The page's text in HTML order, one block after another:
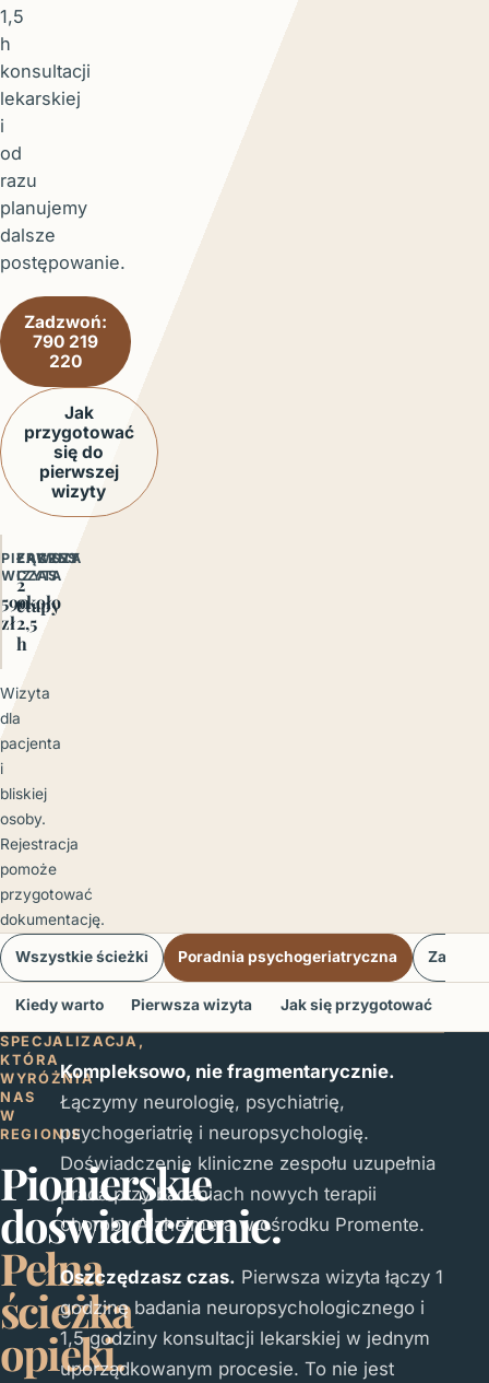
1,5
h
konsultacji
lekarskiej
i
od
razu
planujemy
dalsze
postępowanie.
Zadzwoń:
790 219
220
Jak
przygotować
się do
pierwszej
wizyty
PIERWSZA
WIZYTA
590
zł
ŁĄCZNY
CZAS
około
2,5
h
ZAKRES
2
etapy
Wizyta
dla
pacjenta
i
bliskiej
osoby.
Rejestracja
pomoże
przygotować
dokumentację.
Wszystkie ścieżki Poradnia psychogeriatryczna
Kiedy warto Pierwsza wizyta Jak się przygotować
SPECJALIZACJA,
KTÓRA
WYRÓŻNIA
NAS
W
REGIONIE
Pionierskie
doświadczenie.
Pełna
ścieżka
opieki.
Kompleksowo, nie fragmentarycznie.
Łączymy neurologię, psychiatrię,
psychogeriatrię i neuropsychologię.
Doświadczenie kliniczne zespołu uzupełnia
praca przy badaniach nowych terapii
choroby Alzheimera w ośrodku Promente.
Oszczędzasz czas. Pierwsza wizyta łączy 1
godzinę badania neuropsychologicznego i
1,5 godziny konsultacji lekarskiej w jednym
uporządkowanym procesie. To nie jest